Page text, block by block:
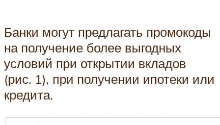
Банки могут предлагать промокоды
на получение более выгодных
условий при открытии вкладов
(рис. 1), при получении ипотеки или
кредита.